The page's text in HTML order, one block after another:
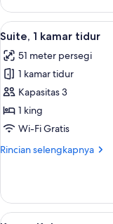
Kamar
Superior
Lihat
semua
foto
untuk
Suite,
1
kamar
13
Suite, 1 kamar tidur
51 meter persegi
1 kamar tidur
Kapasitas 3
1 king
Wi-Fi Gratis
Rincian selengkapnya
Rincian
Suite,
Lihat